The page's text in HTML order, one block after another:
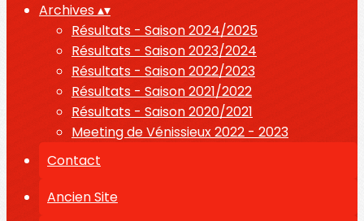
Archives▴▾
Résultats - Saison 2024/2025
Résultats - Saison 2023/2024
Résultats - Saison 2022/2023
Résultats - Saison 2021/2022
Résultats - Saison 2020/2021
Meeting de Vénissieux 2022 - 2023
Contact
Ancien Site